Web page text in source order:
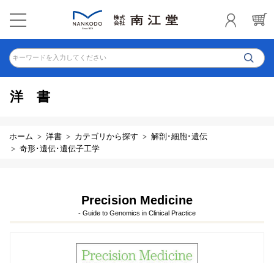
キーワードを入力してください
洋書
ホーム 洋書 カテゴリから探す
解剖･細胞･遺伝
奇形･遺伝･遺伝子工学
Precision Medicine
- Guide to Genomics in Clinical Practice